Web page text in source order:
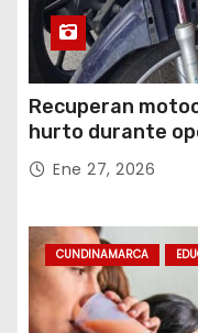
Recuperan
hurto durante
Rafael Uribe Uribe
Ene 27, 2026
CUNDINAMARCA